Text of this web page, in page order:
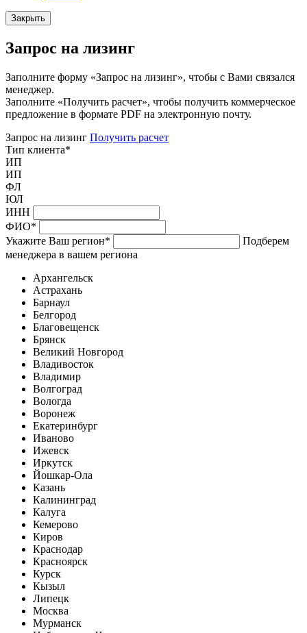
Закрыть
Запрос на лизинг
Заполните форму «Запрос на лизинг», чтобы с Вами связался
менеджер.
Заполните «Получить расчет», чтобы получить коммерческое
предложение в формате PDF на электронную почту.
Запрос на лизинг Получить расчет
Тип клиента*
ИП
ИП
ФЛ
ЮЛ
ИНН
ФИО*
Укажите Ваш регион*
Подберем
менеджера в вашем региона
Архангельск
Астрахань
Барнаул
Белгород
Благовещенск
Брянск
Великий Новгород
Владивосток
Владимир
Волгоград
Вологда
Воронеж
Екатеринбург
Иваново
Ижевск
Иркутск
Йошкар-Ола
Казань
Калининград
Калуга
Кемерово
Киров
Краснодар
Красноярск
Курск
Кызыл
Липецк
Москва
Мурманск